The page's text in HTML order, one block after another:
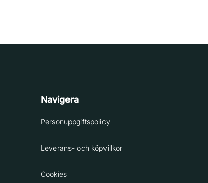
Navigera
Personuppgiftspolicy
Leverans- och köpvillkor
Cookies